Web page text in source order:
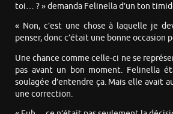
toi… ? » demanda Felinella d’un ton
« Non, c’est une chose à laquelle je
penser, donc c’était une bonne occasion
Une chance comme celle-ci ne se
pas avant un bon moment. Felinella
soulagée d’entendre ça. Mais elle avait
une correction.